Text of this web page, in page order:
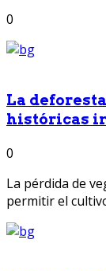
0
La
históricas
0
La pérdida de
permitir el